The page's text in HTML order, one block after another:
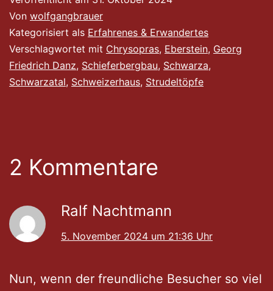
Von wolfgangbrauer
Kategorisiert als Erfahrenes & Erwandertes
Verschlagwortet mit Chrysopras, Eberstein, Georg
Friedrich Danz, Schieferbergbau, Schwarza,
Schwarzatal, Schweizerhaus, Strudeltöpfe
2 Kommentare
Ralf Nachtmann
5. November 2024 um 21:36 Uhr
Nun, wenn der freundliche Besucher so viel